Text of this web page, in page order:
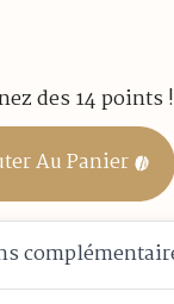
des 14 points !
Au Panier